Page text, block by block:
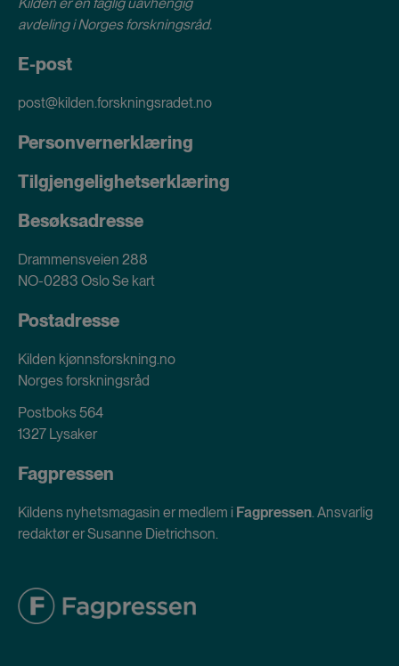
avdeling iNorges forskningsråd.
E-post
post@kilden.forskningsradet.no
Personvernerklæring
Tilgjengelighetserklæring
Besøksadresse
Drammensveien 288
NO-0283 OsloSe kart
Postadresse
Kilden kjønnsforskning.no
Norges forskningsråd
Postboks 564
1327 Lysaker
Fagpressen
Kildens nyhetsmagasin er medlem i Fagpressen. Ansvarlig
redaktør er Susanne Dietrichson.